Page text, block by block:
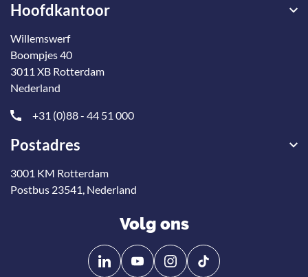
Hoofdkantoor
Willemswerf
Boompjes 40
3011 XB Rotterdam
Nederland
+31 (0)88 - 44 51 000
Postadres
3001 KM Rotterdam
Postbus 23541, Nederland
Volg ons
Volg
ons
Volg
ons